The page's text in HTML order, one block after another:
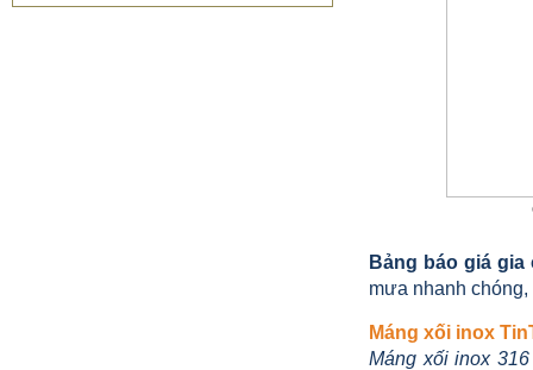
Bảng báo giá
mưa nhanh
Máng xối inox
Máng xối inox